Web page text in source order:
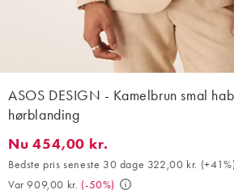
ASOS DESIGN - Kamelbrun smal
hørblanding
Nu 454,00 kr.. Bedste pris seneste 30
Nu 454,00 kr.
Bedste pris seneste 30 dage 322,00 kr. (+41%)
Var 909,00 kr. (-50%)